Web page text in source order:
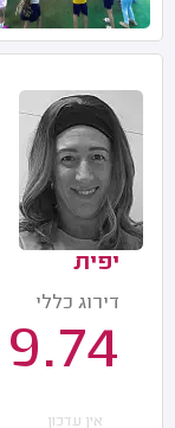
יפית
דירוג כללי
9.74
אין עדכון